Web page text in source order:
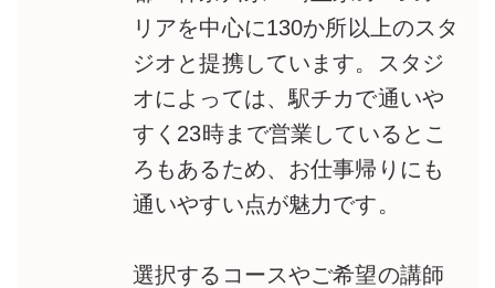
リアを中心に130か所以上のスタ
ジオと提携しています。スタジ
オによっては、駅チカで通いや
すく23時まで営業しているとこ
ろもあるため、お仕事帰りにも
通いやすい点が魅力です。
選択するコースやご希望の講師